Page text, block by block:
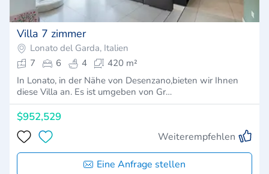
Villa 7 zimmer
Lonato del Garda, Italien
7
6 4
420 m²
In Lonato, in der Nähe von Desenzano,bieten wir Ihnen
diese Villa an. Es ist umgeben von Gr…
$952,529
Weiterempfehlen
Eine Anfrage stellen